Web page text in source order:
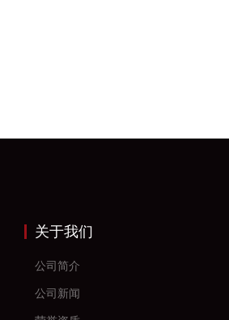
关于我们
公司简介
公司新闻